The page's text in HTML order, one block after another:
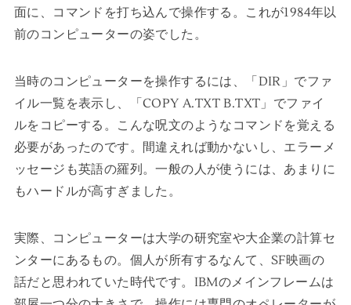
面に、コマンドを打ち込んで操作する。これが1984年以
前のコンピューターの姿でした。
当時のコンピューターを操作するには、「DIR」でファ
イル一覧を表示し、「COPY A.TXT B.TXT」でファイ
ルをコピーする。こんな呪文のようなコマンドを覚える
必要があったのです。間違えれば動かないし、エラーメ
ッセージも英語の羅列。一般の人が使うには、あまりに
もハードルが高すぎました。
実際、コンピューターは大学の研究室や大企業の計算セ
ンターにあるもの。個人が所有するなんて、SF映画の
話だと思われていた時代です。IBMのメインフレームは